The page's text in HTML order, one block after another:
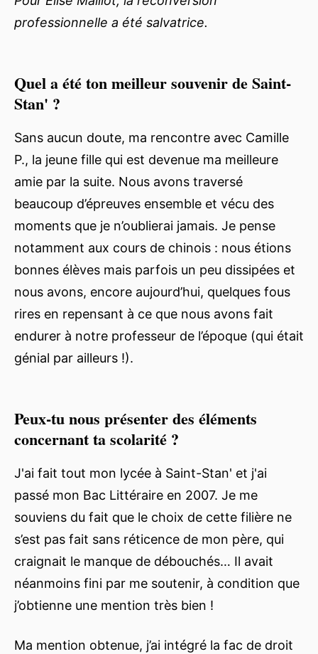
professionnelle a été salvatrice.
Quel a été ton meilleur souvenir de Saint-
Stan' ?
Sans aucun doute, ma rencontre avec Camille
P., la jeune fille qui est devenue ma meilleure
amie par la suite. Nous avons traversé
beaucoup d’épreuves ensemble et vécu des
moments que je n’oublierai jamais. Je pense
notamment aux cours de chinois : nous étions
bonnes élèves mais parfois un peu dissipées et
nous avons, encore aujourd’hui, quelques fous
rires en repensant à ce que nous avons fait
endurer à notre professeur de l’époque (qui était
génial par ailleurs !).
Peux-tu nous présenter des éléments
concernant ta scolarité ?
J'ai fait tout mon lycée à Saint-Stan' et j'ai
passé mon Bac Littéraire en 2007. Je me
souviens du fait que le choix de cette filière ne
s’est pas fait sans réticence de mon père, qui
craignait le manque de débouchés… Il avait
néanmoins fini par me soutenir, à condition que
j’obtienne une mention très bien !
Ma mention obtenue, j’ai intégré la fac de droit